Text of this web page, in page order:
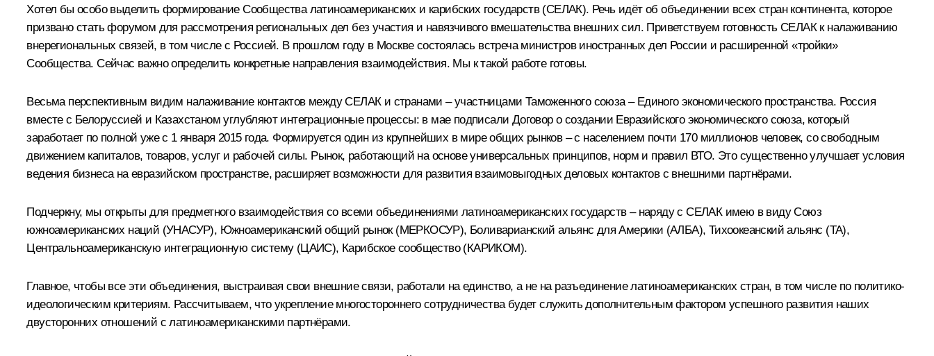
Хотел бы особо выделить формирование Сообщества латиноамериканских и карибских государств (СЕЛАК). Речь идёт об объединении всех стран континента, которое
призвано стать форумом для рассмотрения региональных дел без участия и навязчивого вмешательства внешних сил. Приветствуем готовность СЕЛАК к налаживанию
внерегиональных связей, в том числе с Россией. В прошлом году в Москве состоялась встреча министров иностранных дел России и расширенной «тройки»
Сообщества. Сейчас важно определить конкретные направления взаимодействия. Мы к такой работе готовы.
Весьма перспективным видим налаживание контактов между СЕЛАК и странами – участницами Таможенного союза– Единого экономического пространства. Россия
вместе с Белоруссией и Казахстаном углубляют интеграционные процессы: в мае подписали Договор о создании Евразийского экономического союза, который
заработает по полной уже с 1 января 2015 года. Формируется один из крупнейших в мире общих рынков – с населением почти 170 миллионов человек, со свободным
движением капиталов, товаров, услуг и рабочей силы. Рынок, работающий на основе универсальных принципов, норм и правил ВТО. Это существенно улучшает условия
ведения бизнеса на евразийском пространстве, расширяет возможности для развития взаимовыгодных деловых контактов с внешними партнёрами.
Подчеркну, мы открыты для предметного взаимодействия со всеми объединениями латиноамериканских государств – наряду с СЕЛАК имею в виду Союз
южноамериканских наций (УНАСУР), Южноамериканский общий рынок (МЕРКОСУР), Боливарианский альянс для Америки (АЛБА), Тихоокеанский альянс (ТА),
Центральноамериканскую интеграционную систему (ЦАИС), Карибское сообщество (КАРИКОМ).
Главное, чтобы все эти объединения, выстраивая свои внешние связи, работали на единство, а не на разъединение латиноамериканских стран, в том числе по политико-
идеологическим критериям. Рассчитываем, что укрепление многостороннего сотрудничества будет служить дополнительным фактором успешного развития наших
двусторонних отношений с латиноамериканскими партнёрами.